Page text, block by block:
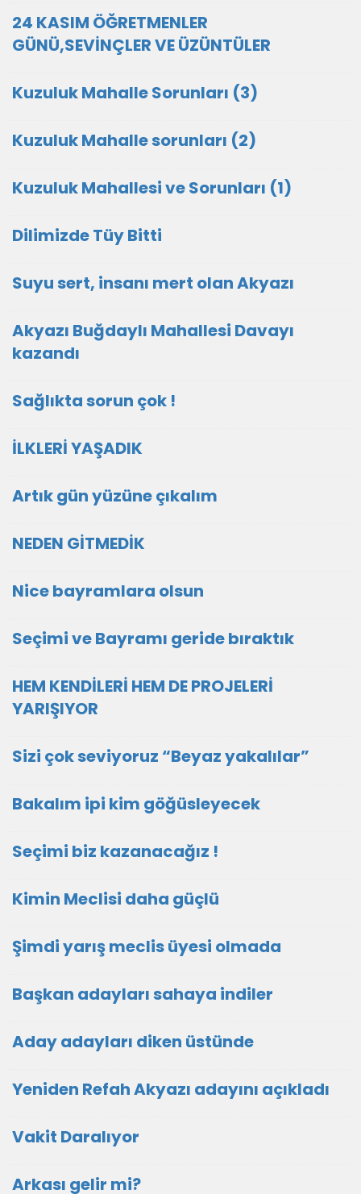
24 KASIM ÖĞRETMENLER
GÜNÜ,SEVİNÇLER VE ÜZÜNTÜLER
Kuzuluk Mahalle Sorunları (3)
Kuzuluk Mahalle sorunları (2)
Kuzuluk Mahallesi ve Sorunları (1)
Dilimizde Tüy Bitti
Suyu sert, insanı mert olan Akyazı
Akyazı Buğdaylı Mahallesi Davayı
kazandı
Sağlıkta sorun çok !
İLKLERİ YAŞADIK
Artık gün yüzüne çıkalım
NEDEN GİTMEDİK
Nice bayramlara olsun
Seçimi ve Bayramı geride bıraktık
HEM KENDİLERİ HEM DE PROJELERİ
YARIŞIYOR
Sizi çok seviyoruz “Beyaz yakalılar”
Bakalım ipi kim göğüsleyecek
Seçimi biz kazanacağız !
Kimin Meclisi daha güçlü
Şimdi yarış meclis üyesi olmada
Başkan adayları sahaya indiler
Aday adayları diken üstünde
Yeniden Refah Akyazı adayını açıkladı
Vakit Daralıyor
Arkası gelir mi?